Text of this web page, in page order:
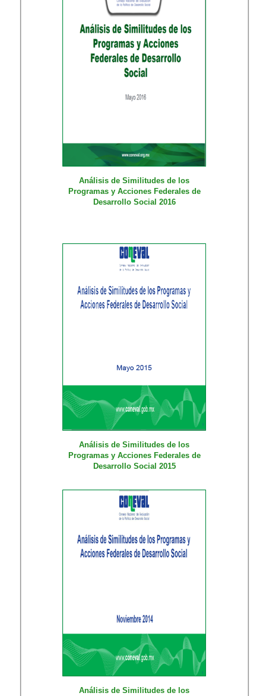
Análisis de Similitudes de los
Programas y Acciones Federales de
Desarrollo Social 2016
Análisis de Similitudes de los
Programas y Acciones Federales de
Desarrollo Social 2015
Análisis de Similitudes de los